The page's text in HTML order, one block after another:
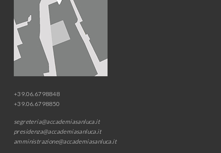
+39.06.6798848
+39.06.6798850
segreteria@accademiasanluca.it
presidenza@accademiasanluca.it
amministrazione@accademiasanluca.it